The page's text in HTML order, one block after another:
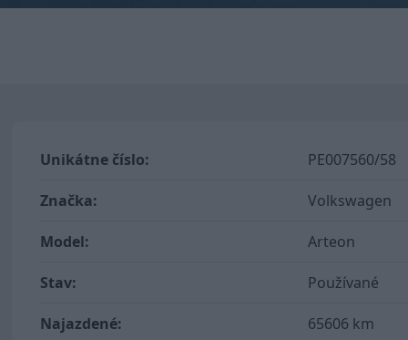
Unikátne číslo: PE007560/58
Značka: Volkswagen
Model: Arteon
Stav: Používané
Najazdené: 65606 km